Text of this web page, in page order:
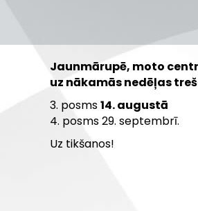
Jaunmārupē, moto
uz nākamās nedēļas
3. posms14. augustā
4. posms 29. septembrī.
Uz tikšanos!